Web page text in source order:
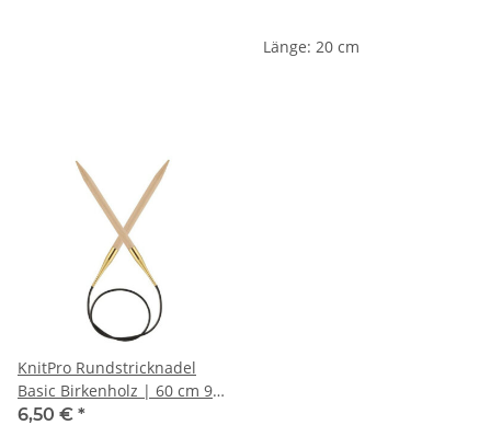
Länge: 20 cm
KnitPro Rundstricknadel
Basic Birkenholz | 60 cm 9.0
mm
6,50 € *